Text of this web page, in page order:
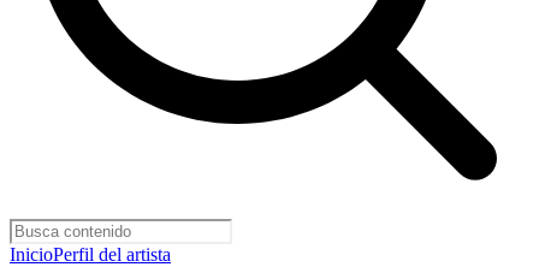
InicioPerfil del artista